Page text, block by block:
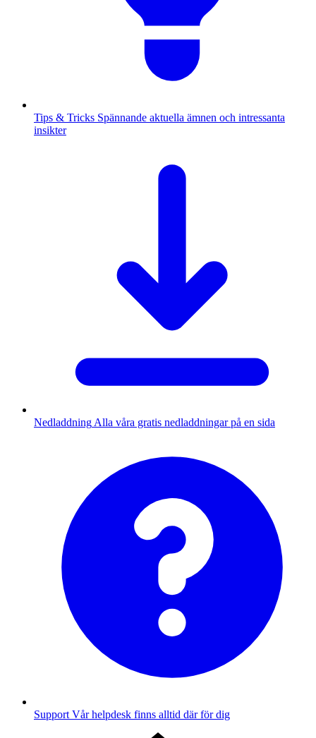
Tips & Tricks Spännande aktuella ämnen och intressanta
insikter
Nedladdning Alla våra gratis nedladdningar på en sida
Support Vår helpdesk finns alltid där för dig